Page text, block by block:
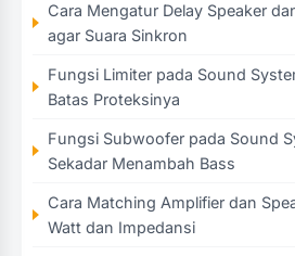
Cara Mengatur Delay Speaker
agar Suara Sinkron
Fungsi Limiter pada Sound
Batas Proteksinya
Fungsi Subwoofer pada Sound
Sekadar Menambah Bass
Cara Matching Amplifier dan
Watt dan Impedansi